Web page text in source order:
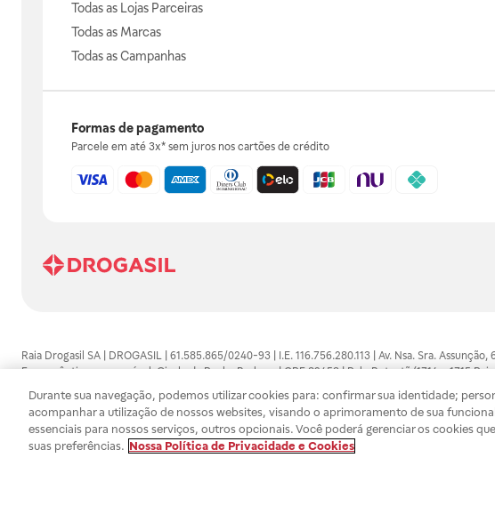
Todas as Lojas Parceiras
Todas as Marcas
Todas as Campanhas
Formas de pagamento
Parcele em até 3x* sem juros nos cartões de crédito
Raia Drogasil SA | DROGASIL | 61.585.865/0240-93 | I.E. 116.756.280.113 | Av. Nsa. Sra.
Farmacêutico responsável: Gisele da Penha Barbosa | CRF 89453 | Polo Butantã (1714 e 1715
automedicação e não substituem, em hipótese alguma, as orientações dadas pelo
persistirem os sintomas, um médico deverá ser consultado. Os preços e promoções
SA trabalha com as tecnologias mais avançadas de proteção de dados, para que você possa
efetuados estão sujeitos à confirmação da disponibilidade de produto em nosso estoque.
Durante sua navegação, podemos utilizar cookies para: confirmar sua identidade;
acompanhar a utilização de nossos websites, visando o aprimoramento de sua
essenciais para nossos serviços, outros opcionais. Você poderá gerenciar os cookies
suas preferências. Nossa Política de Privacidade e Cookies